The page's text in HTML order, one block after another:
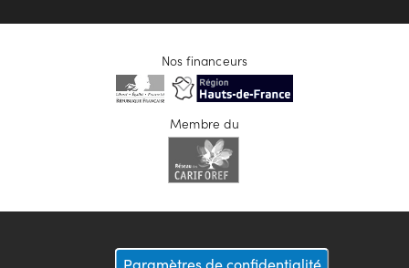
Nos financeurs
Membre du
Paramètres de confidentialité